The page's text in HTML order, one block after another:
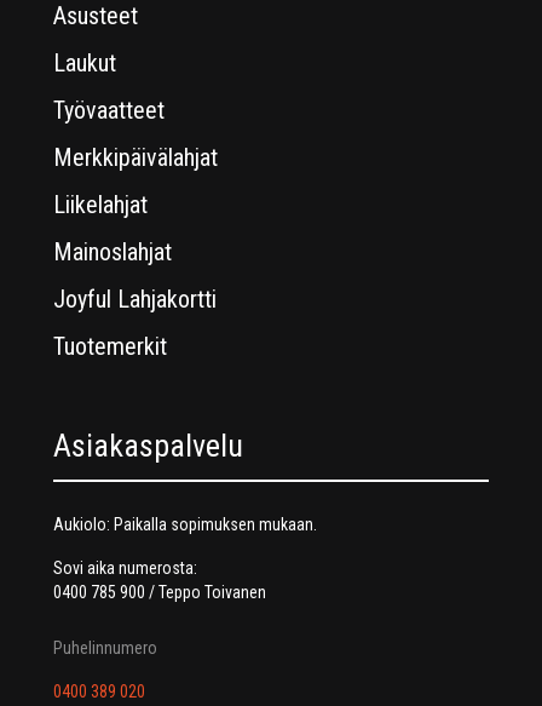
Asusteet
Laukut
Työvaatteet
Merkkipäivälahjat
Liikelahjat
Mainoslahjat
Joyful Lahjakortti
Tuotemerkit
Asiakaspalvelu
Aukiolo: Paikalla sopimuksen mukaan.
Sovi aika numerosta:
0400 785 900 / Teppo Toivanen
Puhelinnumero
0400 389 020